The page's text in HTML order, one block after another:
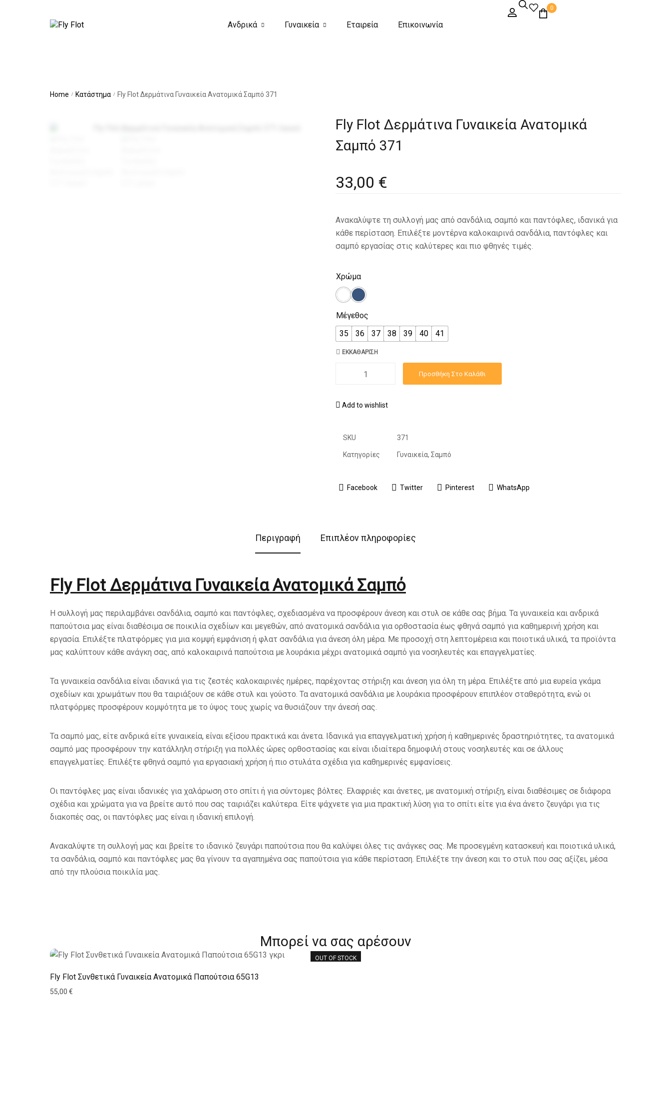
Ανδρικά Γυναικεία Εταιρεία Επικοινωνία
0
Home / Κατάστημα / Fly Flot Δερμάτινα Γυναικεία Ανατομικά Σαμπό 371
Fly Flot Δερμάτινα Γυναικεία Ανατομικά
Σαμπό 371
33,00 €
Ανακαλύψτε τη συλλογή μας από σανδάλια, σαμπό και παντόφλες, ιδανικά για
κάθε περίσταση. Επιλέξτε μοντέρνα καλοκαιρινά σανδάλια, παντόφλες και
σαμπό εργασίας στις καλύτερες και πιο φθηνές τιμές.
Χρώμα
Μέγεθος
35
36 37 38 39 40 41
ΕΚΚΑΘΆΡΙΣΗ
Προσθήκη Στο Καλάθι
Add to wishlist
SKU 371
Κατηγορίες Γυναικεία, Σαμπό
Facebook Twitter Pinterest WhatsApp
Περιγραφή Επιπλέον πληροφορίες
Fly Flot Δερμάτινα Γυναικεία Ανατομικά Σαμπό
Η συλλογή μας περιλαμβάνει σανδάλια, σαμπό και παντόφλες, σχεδιασμένα να προσφέρουν άνεση και στυλ σε κάθε σας βήμα. Τα γυναικεία και ανδρικά
παπούτσια μας είναι διαθέσιμα σε ποικιλία σχεδίων και μεγεθών, από ανατομικά σανδάλια για ορθοστασία έως φθηνά σαμπό για καθημερινή χρήση και
εργασία. Επιλέξτε πλατφόρμες για μια κομψή εμφάνιση ή φλατ σανδάλια για άνεση όλη μέρα. Με προσοχή στη λεπτομέρεια και ποιοτικά υλικά, τα προϊόντα
μας καλύπτουν κάθε ανάγκη σας, από καλοκαιρινά παπούτσια με λουράκια μέχρι ανατομικά σαμπό για νοσηλευτές και επαγγελματίες.
Τα γυναικεία σανδάλια είναι ιδανικά για τις ζεστές καλοκαιρινές ημέρες, παρέχοντας στήριξη και άνεση για όλη τη μέρα. Επιλέξτε από μια ευρεία γκάμα
σχεδίων και χρωμάτων που θα ταιριάξουν σε κάθε στυλ και γούστο. Τα ανατομικά σανδάλια με λουράκια προσφέρουν επιπλέον σταθερότητα, ενώ οι
πλατφόρμες προσφέρουν κομψότητα με το ύψος τους χωρίς να θυσιάζουν την άνεσή σας.
Τα σαμπό μας, είτε ανδρικά είτε γυναικεία, είναι εξίσου πρακτικά και άνετα. Ιδανικά για επαγγελματική χρήση ή καθημερινές δραστηριότητες, τα ανατομικά
σαμπό μας προσφέρουν την κατάλληλη στήριξη για πολλές ώρες ορθοστασίας και είναι ιδιαίτερα δημοφιλή στους νοσηλευτές και σε άλλους
επαγγελματίες. Επιλέξτε φθηνά σαμπό για εργασιακή χρήση ή πιο στυλάτα σχέδια για καθημερινές εμφανίσεις.
Οι παντόφλες μας είναι ιδανικές για χαλάρωση στο σπίτι ή για σύντομες βόλτες. Ελαφριές και άνετες, με ανατομική στήριξη, είναι διαθέσιμες σε διάφορα
σχέδια και χρώματα για να βρείτε αυτό που σας ταιριάζει καλύτερα. Είτε ψάχνετε για μια πρακτική λύση για το σπίτι είτε για ένα άνετο ζευγάρι για τις
διακοπές σας, οι παντόφλες μας είναι η ιδανική επιλογή.
Ανακαλύψτε τη συλλογή μας και βρείτε το ιδανικό ζευγάρι παπούτσια που θα καλύψει όλες τις ανάγκες σας. Με προσεγμένη κατασκευή και ποιοτικά υλικά,
τα σανδάλια, σαμπό και παντόφλες μας θα γίνουν τα αγαπημένα σας παπούτσια για κάθε περίσταση. Επιλέξτε την άνεση και το στυλ που σας αξίζει, μέσα
από την πλούσια ποικιλία μας.
Μπορεί να σας αρέσουν
OUT OF STOCK
Fly Flot Συνθετικά Γυναικεία Ανατομικά Παπούτσια 65G13
55,00 €